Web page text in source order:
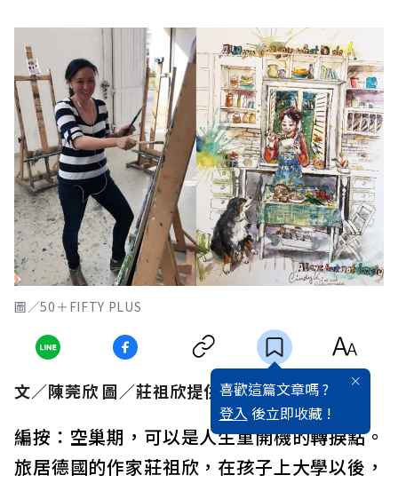
圖／50＋FIFTY PLUS
喜歡這篇文章嗎 ?
登入 後立即收藏 !
文／陳莞欣 圖／莊祖欣提供
編按：空巢期，可以是人生重開機的轉捩點。
旅居德國的作家莊祖欣，在孩子上大學以後，